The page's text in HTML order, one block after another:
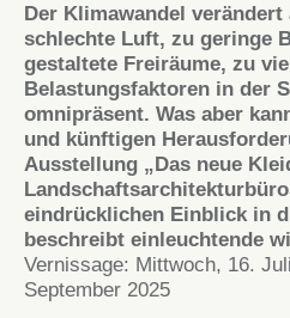
Der Klimawandel
schlechte Luft, zu geringe
gestaltete Freiräume, zu
Belastungsfaktoren in der
omnipräsent. Was aber
und künftigen
Ausstellung „Das neue
eindrücklichen Einblick in
beschreibt einleuchtende
Vernissage: Mittwoch, 16.
September 2025